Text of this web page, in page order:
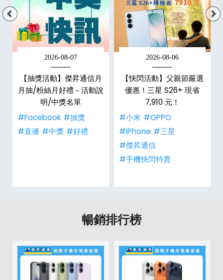
2026-08-07
【抽獎活動】傑昇通信月
月抽/粉絲月好禮－活動說
明/中獎名單
#Facebook #抽獎
#直播 #中獎 #好禮
2026-08-06
【快閃活動】父親節嚴選
優惠！三星 S26+ 現省
7,910 元！
#小米 #OPPO
#iPhone #三星
#傑昇通信
#手機快閃特賣
暢銷排行榜